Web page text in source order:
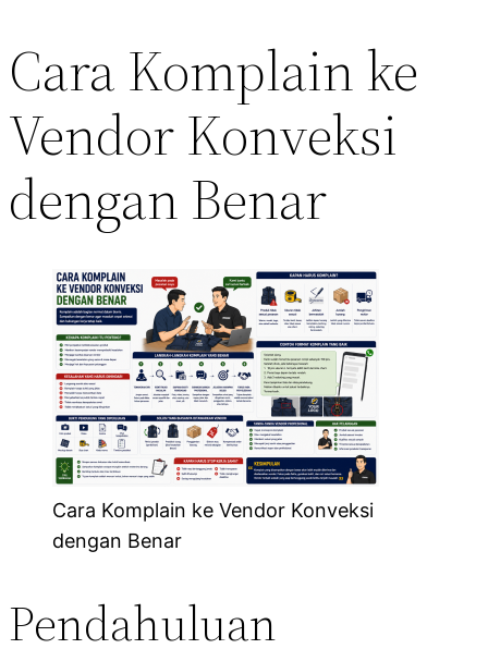
Cara Komplain ke
Vendor Konveksi
dengan Benar
Cara Komplain ke Vendor Konveksi
dengan Benar
Pendahuluan